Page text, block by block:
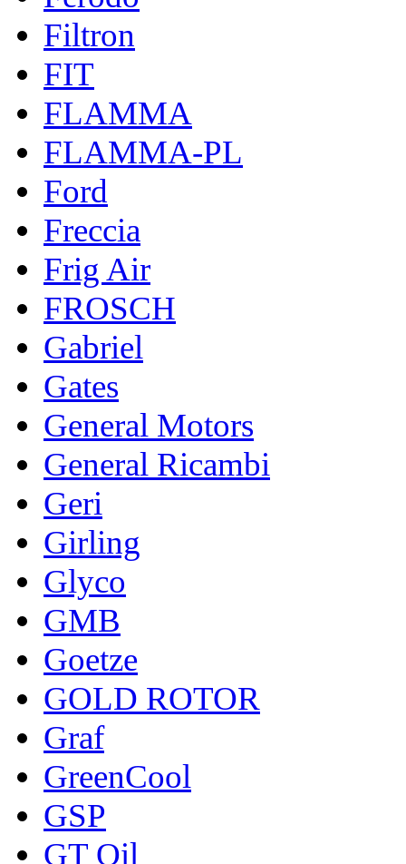
Filtron
FIT
FLAMMA
FLAMMA-PL
Ford
Freccia
Frig Air
FROSCH
Gabriel
Gates
General Motors
General Ricambi
Geri
Girling
Glyco
GMB
Goetze
GOLD ROTOR
Graf
GreenCool
GSP
GT Oil